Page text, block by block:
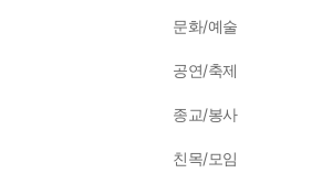
문화/예술
공연/축제
종교/봉사
친목/모임